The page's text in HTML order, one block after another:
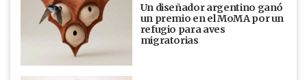
Un diseñador argentino ganó
un premio en el MoMA por un
refugio para aves
migratorias